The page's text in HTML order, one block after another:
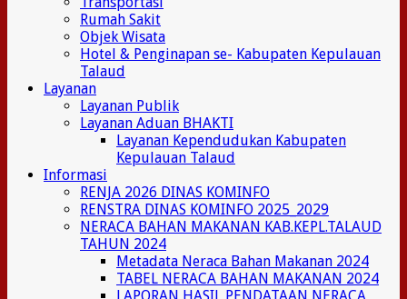
Rumah Sakit
Objek Wisata
Hotel & Penginapan se- Kabupaten Kepulauan
Talaud
Layanan
Layanan Publik
Layanan Aduan BHAKTI
Layanan Kependudukan Kabupaten
Kepulauan Talaud
Informasi
RENJA 2026 DINAS KOMINFO
RENSTRA DINAS KOMINFO 2025_2029
NERACA BAHAN MAKANAN KAB.KEPL.TALAUD
TAHUN 2024
Metadata Neraca Bahan Makanan 2024
TABEL NERACA BAHAN MAKANAN 2024